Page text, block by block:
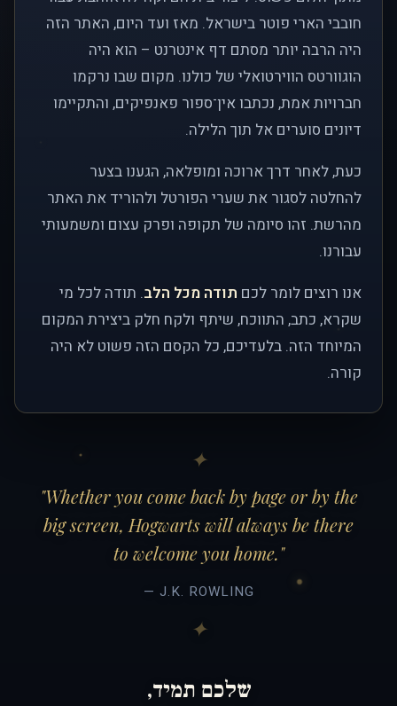
חובבי הארי פוטר בישראל. מאז ועד היום, האתר הזה
היה הרבה יותר מסתם דף אינטרנט – הוא היה
הוגוורטס הווירטואלי של כולנו. מקום שבו נרקמו
חברויות אמת, נכתבו אין־ספור פאנפיקים, והתקיימו
דיונים סוערים אל תוך הלילה.
כעת, לאחר דרך ארוכה ומופלאה, הגענו בצער
להחלטה לסגור את שערי הפורטל ולהוריד את האתר
מהרשת. זהו סיומה של תקופה ופרק עצום ומשמעותי
עבורנו.
אנו רוצים לומר לכם תודה מכל הלב. תודה לכל מי
שקרא, כתב, התווכח, שיתף ולקח חלק ביצירת המקום
המיוחד הזה. בלעדיכם, כל הקסם הזה פשוט לא היה
קורה.
"Whether you come back by page or by the
big screen, Hogwarts will always be there
to welcome you home."
— J.K. ROWLING
שלכם תמיד,